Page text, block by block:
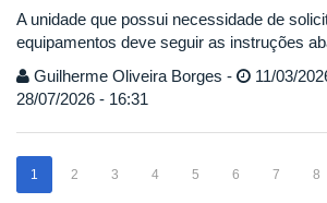
A unidade que possui necessidade de
equipamentos deve seguir as instruções
Guilherme Oliveira Borges -
11/03/
28/07/2026 - 16:31
1 2 3 4 5 6 7 8